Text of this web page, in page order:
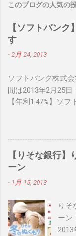
このブログの人気の
【ソフトバン
す
- 2月 24, 2013
ソフトバンク株式
間は2013年2月25
【年利1.47%】ソ
向け社債情報 関連
【りそな銀行
ーン
- 1月 15, 2013
りそ
ーン
2013